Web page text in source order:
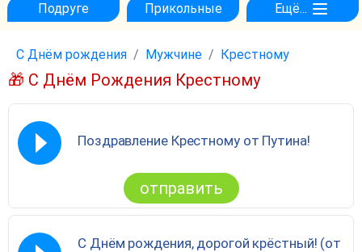
Подруге
Прикольные Ещё...
С Днём рождения Мужчине Крестному
🎁 С Днём Рождения Крестному
Поздравление Крестному от Путина!
отправить
С Днём рождения, дорогой крёстный! (от